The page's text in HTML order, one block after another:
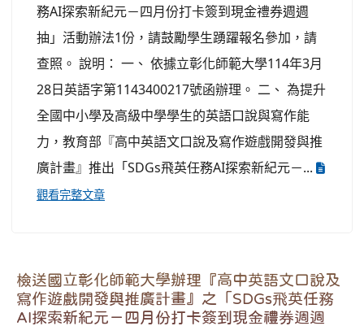
務AI探索新紀元－四月份打卡簽到現金禮券週週
抽」活動辦法1份，請鼓勵學生踴躍報名參加，請
查照。 說明： 一、 依據立彰化師範大學114年3月
28日英語字第1143400217號函辦理。 二、 為提升
全國中小學及高級中學學生的英語口說與寫作能
力，教育部『高中英語文口說及寫作遊戲開發與推
廣計畫』推出「SDGs飛英任務AI探索新紀元－...
觀看完整文章
檢送國立彰化師範大學辦理『高中英語文口說及
寫作遊戲開發與推廣計畫』之「SDGs飛英任務
AI探索新紀元－四月份打卡簽到現金禮券週週